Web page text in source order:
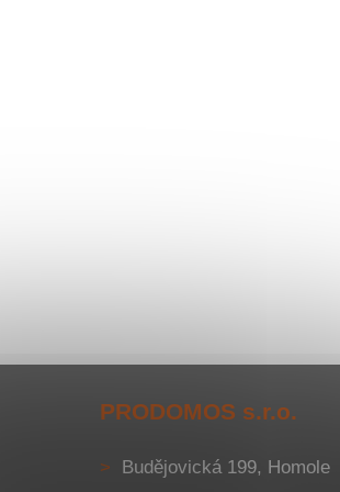
PRODOMOS s.r.o.
Budějovická 199, Homole